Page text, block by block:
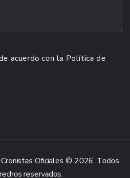
acuerdo con la Política de
Cronistas Oficiales © 2026. Todos
reservados.